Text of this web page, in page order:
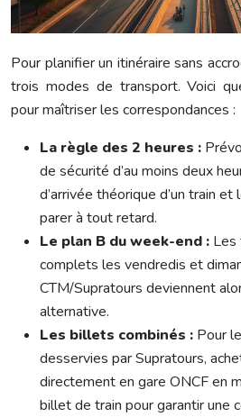
Pour planifier un itinéraire sans
trois modes de transport. Voici
pour maîtriser les correspondances :
La règle des 2 heures :
de sécurité d’au moins deux
d’arrivée théorique d’un train et
parer à tout retard.
Le plan B du week-end : Les
complets les vendredis et
CTM/Supratours deviennent
alternative.
Les billets combinés : Pour
desservies par Supratours,
directement en gare ONCF en
billet de train pour garantir une